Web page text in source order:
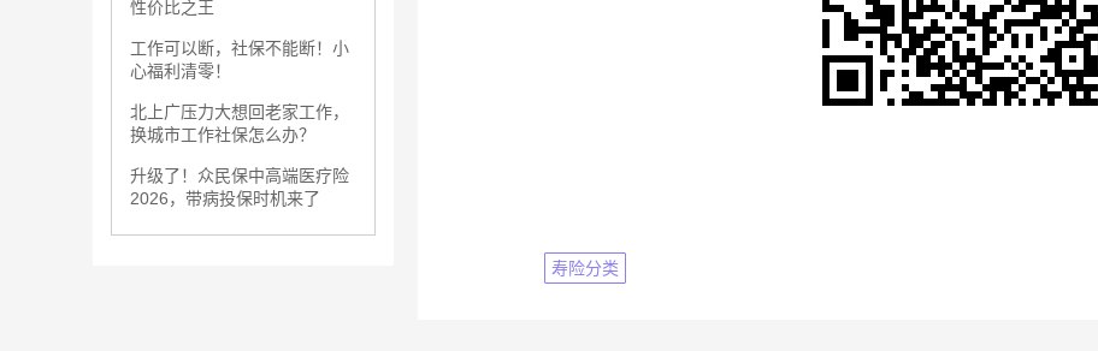
性价比之王
工作可以断，社保不能断！小
心福利清零！
北上广压力大想回老家工作，
换城市工作社保怎么办？
升级了！众民保中高端医疗险
2026，带病投保时机来了
寿险分类